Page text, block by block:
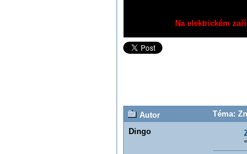
Na elektrickém
Autor
Téma:
Dingo
«